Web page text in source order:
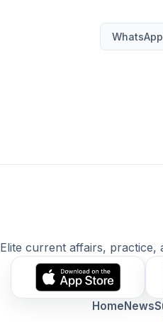
WhatsApp
Elite current affairs, practice,
Home News